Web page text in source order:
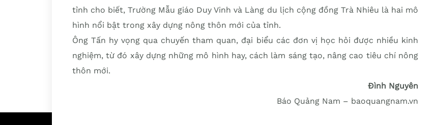
tỉnh cho biết, Trường Mẫu giáo Duy Vinh và Làng du lịch cộng đồng Trà Nhiêu là hai mô
hình nổi bật trong xây dựng nông thôn mới của tỉnh.
Ông Tấn hy vọng qua chuyến tham quan, đại biểu các đơn vị học hỏi được nhiều kinh
nghiệm, từ đó xây dựng những mô hình hay, cách làm sáng tạo, nâng cao tiêu chí nông
thôn mới.
Đình Nguyên
Báo Quảng Nam – baoquangnam.vn